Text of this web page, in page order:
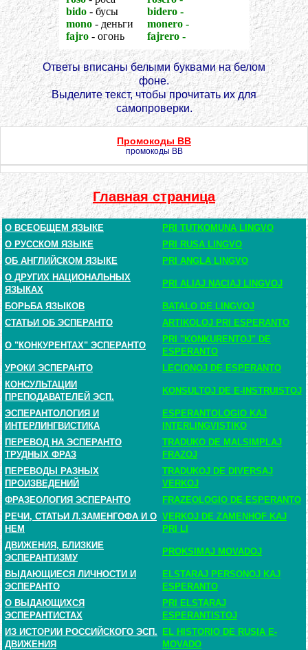
bido- бусы
mono- деньги
fajro- огонь
bidero -
monero -
fajrero -
Ответы вписаны белыми буквами на белом
фоне.
Выделите текст, чтобы прочитать их для
самопроверки.
Промокоды BB
промокоды BB
Главная страница
О ВСЕОБЩЕМ ЯЗЫКЕ
PRI TUTKOMUNA LINGVO
О РУССКОМ ЯЗЫКЕ
PRI RUSA LINGVO
ОБ АНГЛИЙСКОМ ЯЗЫКЕ
PRI ANGLA LINGVO
О ДРУГИХ НАЦИОНАЛЬНЫХ
ЯЗЫКАХ
PRI ALIAJ NACIAJ LINGVOJ
БОРЬБА ЯЗЫКОВ
BATALO DE LINGVOJ
СТАТЬИ ОБ ЭСПЕРАНТО
ARTIKOLOJ PRI ESPERANTO
О "КОНКУРЕНТАХ" ЭСПЕРАНТО
PRI "KONKURENTOJ" DE
ESPERANTO
УРОКИ ЭСПЕРАНТО
LECIONOJ DE ESPERANTO
КОНСУЛЬТАЦИИ
ПРЕПОДАВАТЕЛЕЙ ЭСП.
KONSULTOJ DE E-INSTRUISTOJ
ЭСПЕРАНТОЛОГИЯ И
ИНТЕРЛИНГВИСТИКА
ESPERANTOLOGIO KAJ
INTERLINGVISTIKO
ПЕРЕВОД НА ЭСПЕРАНТО
ТРУДНЫХ ФРАЗ
TRADUKO DE MALSIMPLAJ
FRAZOJ
ПЕРЕВОДЫ РАЗНЫХ
ПРОИЗВЕДЕНИЙ
TRADUKOJ DE DIVERSAJ
VERKOJ
ФРАЗЕОЛОГИЯ ЭСПЕРАНТО
FRAZEOLOGIO DE ESPERANTO
РЕЧИ, СТАТЬИ Л.ЗАМЕНГОФА И О
НЕМ
VERKOJ DE ZAMENHOF KAJ
PRI LI
ДВИЖЕНИЯ, БЛИЗКИЕ
ЭСПЕРАНТИЗМУ
PROKSIMAJ MOVADOJ
ВЫДАЮЩИЕСЯ ЛИЧНОСТИ И
ЭСПЕРАНТО
ELSTARAJ PERSONOJ KAJ
ESPERANTO
О ВЫДАЮЩИХСЯ
ЭСПЕРАНТИСТАХ
PRI ELSTARAJ
ESPERANTISTOJ
ИЗ ИСТОРИИ РОССИЙСКОГО ЭСП.
ДВИЖЕНИЯ
EL HISTORIO DE RUSIA E-
MOVADO